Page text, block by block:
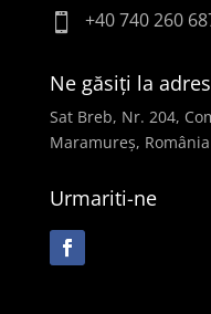

+40 740 260
Ne găsiți la
Sat Breb, Nr. 204,
Maramureș, România
Urmariti-ne